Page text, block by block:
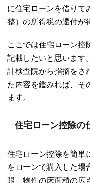
に住宅ローンを借りて
整）の所得税の還付が
ここでは住宅ローン控
記載したいと思います
計検査院から指摘をさ
た内容を鑑みれば、そ
ます。
住宅ローン控除の
住宅ローン控除を簡単
をローンで購入した場
限、物件の床面積の広